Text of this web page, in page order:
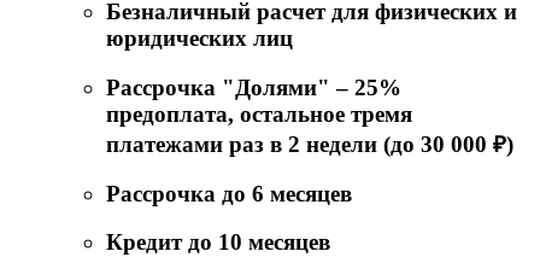
Безналичный расчет для физических и
юридических лиц
Рассрочка "Долями" – 25%
предоплата, остальное тремя
платежами раз в 2 недели (до 30 000 ₽)
Рассрочка до 6 месяцев
Кредит до 10 месяцев